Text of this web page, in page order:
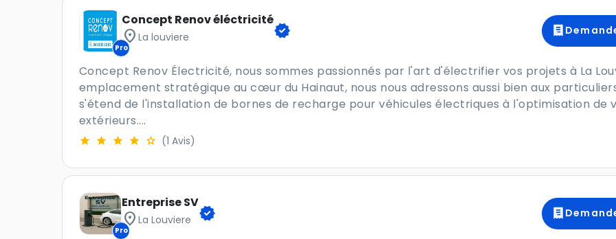
Pro
Concept Renov éléctricité
location_on La louviere verified
Concept Renov Électricité, nous sommes passionnés par l'art d'électrifier vos projets à La
emplacement stratégique au cœur du Hainaut, nous nous adressons aussi bien aux
s'étend de l'installation de bornes de recharge pour véhicules électriques à l'optimisation de
extérieurs....
(1 Avis)
Pro
Entreprise SV
location_on La Louviere verified